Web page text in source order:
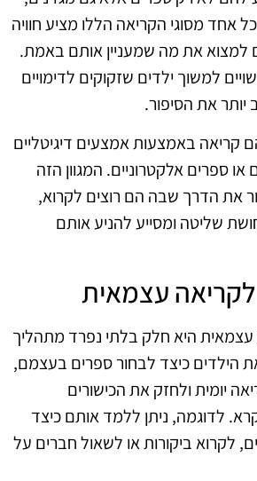
כל אחד מסוגי הקריאה הללו מציע חוויה
למצוא את מה שמעניין אותם באמת.
למשוך ילדים שזקוקים לדימויים
יותר את הסיפור.
קריאה באמצעות אמצעים דיגיטליים
ספרים אלקטרוניים. המגוון הזה
את הדרך שבה הם רוצים לקרוא,
שליטה ומסייע להניע אותם
לקריאה עצמאית
עצמאית היא חלק בלתי נפרד מתהליך
הילדים כיצד לבחור ספרים בעצמם,
יומית ולחזק את הכישורים
לדוגמה, ניתן ללמד אותם כיצד
לקרוא ביקורות או לשאול חברים על